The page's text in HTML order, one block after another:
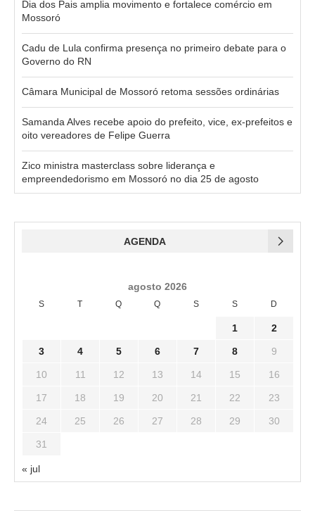
Dia dos Pais amplia movimento e fortalece comércio em
Mossoró
Cadu de Lula confirma presença no primeiro debate para o
Governo do RN
Câmara Municipal de Mossoró retoma sessões ordinárias
Samanda Alves recebe apoio do prefeito, vice, ex-prefeitos e
oito vereadores de Felipe Guerra
Zico ministra masterclass sobre liderança e
empreendedorismo em Mossoró no dia 25 de agosto
AGENDA
agosto 2026
S T Q Q S S D
1 2
3 4 5 6 7 8 9
10 11 12 13 14 15 16
17 18 19 20 21 22 23
24 25 26 27 28 29 30
31
« jul